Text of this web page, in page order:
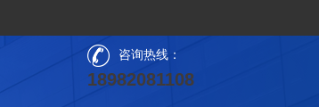
咨询热线：
18982081108